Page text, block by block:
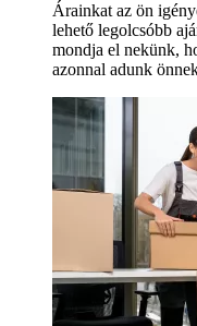
Árainkat az ön
lehető legolcsóbb
mondja el nekünk,
azonnal adunk